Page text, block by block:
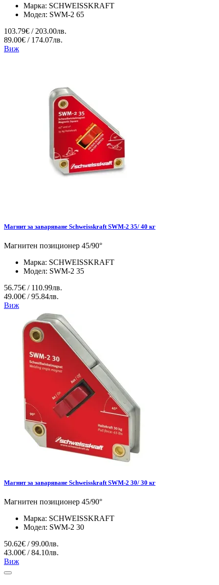
Марка: SCHWEISSKRAFT
Модел: SWM-2 65
103.79€ / 203.00лв.
89.00€ / 174.07лв.
Виж
Магнит за заваряване Schweisskraft SWM-2 35/ 40 кг
Магнитен позиционер 45/90°
Марка: SCHWEISSKRAFT
Модел: SWM-2 35
56.75€ / 110.99лв.
49.00€ / 95.84лв.
Виж
Магнит за заваряване Schweisskraft SWM-2 30/ 30 кг
Магнитен позиционер 45/90°
Марка: SCHWEISSKRAFT
Модел: SWM-2 30
50.62€ / 99.00лв.
43.00€ / 84.10лв.
Виж